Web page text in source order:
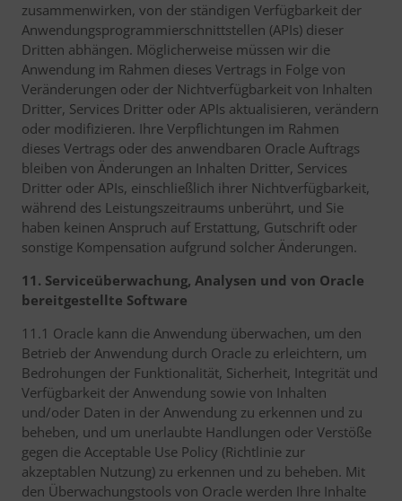
zusammenwirken, von der ständigen Verfügbarkeit der
Anwendungsprogrammierschnittstellen (APIs) dieser
Dritten abhängen. Möglicherweise müssen wir die
Anwendung im Rahmen dieses Vertrags in Folge von
Veränderungen oder der Nichtverfügbarkeit von Inhalten
Dritter, Services Dritter oder APIs aktualisieren, verändern
oder modifizieren. Ihre Verpflichtungen im Rahmen
dieses Vertrags oder des anwendbaren Oracle Auftrags
bleiben von Änderungen an Inhalten Dritter, Services
Dritter oder APIs, einschließlich ihrer Nichtverfügbarkeit,
während des Leistungszeitraums unberührt, und Sie
haben keinen Anspruch auf Erstattung, Gutschrift oder
sonstige Kompensation aufgrund solcher Änderungen.
11. Serviceüberwachung, Analysen und von Oracle
bereitgestellte Software
11.1 Oracle kann die Anwendung überwachen, um den
Betrieb der Anwendung durch Oracle zu erleichtern, um
Bedrohungen der Funktionalität, Sicherheit, Integrität und
Verfügbarkeit der Anwendung sowie von Inhalten
und/oder Daten in der Anwendung zu erkennen und zu
beheben, und um unerlaubte Handlungen oder Verstöße
gegen die Acceptable Use Policy (Richtlinie zur
akzeptablen Nutzung) zu erkennen und zu beheben. Mit
den Überwachungstools von Oracle werden Ihre Inhalte